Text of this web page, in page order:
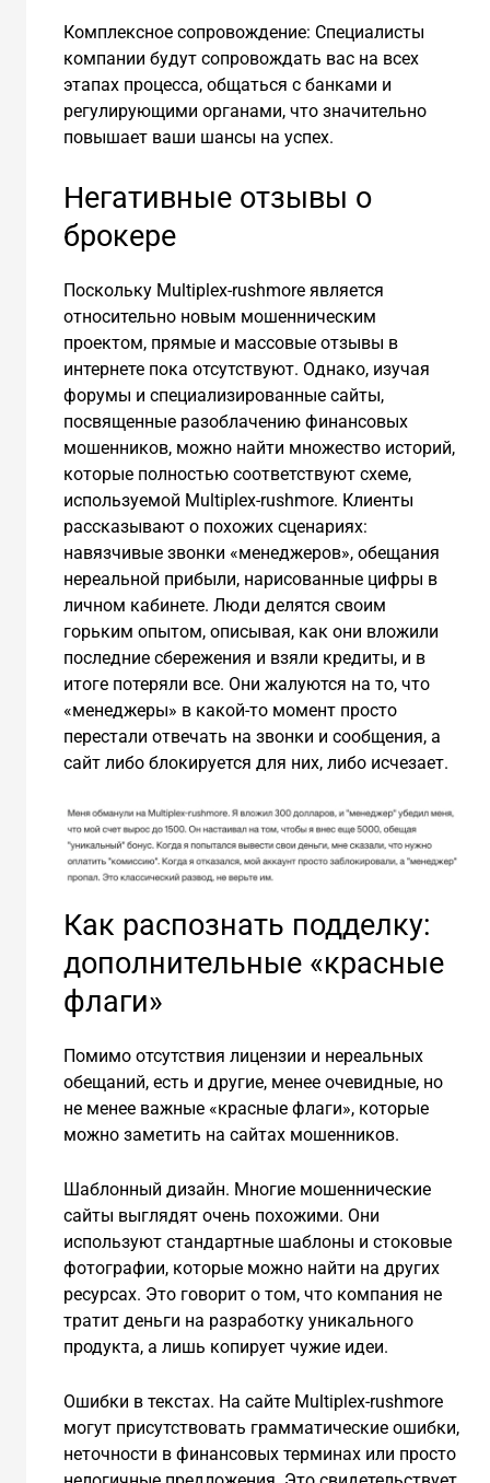
Комплексное сопровождение: Специалисты
компании будут сопровождать вас на всех
этапах процесса, общаться с банками и
регулирующими органами, что значительно
повышает ваши шансы на успех.
Негативные отзывы о
брокере
Поскольку Multiplex-rushmore является
относительно новым мошенническим
проектом, прямые и массовые отзывы в
интернете пока отсутствуют. Однако, изучая
форумы и специализированные сайты,
посвященные разоблачению финансовых
мошенников, можно найти множество историй,
которые полностью соответствуют схеме,
используемой Multiplex-rushmore. Клиенты
рассказывают о похожих сценариях:
навязчивые звонки «менеджеров», обещания
нереальной прибыли, нарисованные цифры в
личном кабинете. Люди делятся своим
горьким опытом, описывая, как они вложили
последние сбережения и взяли кредиты, и в
итоге потеряли все. Они жалуются на то, что
«менеджеры» в какой-то момент просто
перестали отвечать на звонки и сообщения, а
сайт либо блокируется для них, либо исчезает.
Как распознать подделку:
дополнительные «красные
флаги»
Помимо отсутствия лицензии и нереальных
обещаний, есть и другие, менее очевидные, но
не менее важные «красные флаги», которые
можно заметить на сайтах мошенников.
Шаблонный дизайн. Многие мошеннические
сайты выглядят очень похожими. Они
используют стандартные шаблоны и стоковые
фотографии, которые можно найти на других
ресурсах. Это говорит о том, что компания не
тратит деньги на разработку уникального
продукта, а лишь копирует чужие идеи.
Ошибки в текстах. На сайте Multiplex-rushmore
могут присутствовать грамматические ошибки,
неточности в финансовых терминах или просто